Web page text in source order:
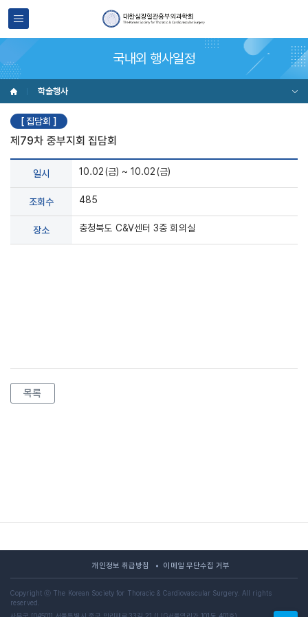
국내외 행사일정
학술행사
[ 집담회 ]
제79차 중부지회 집담회
일시 10.02(금) ~ 10.02(금)
조회수 485
장소 충청북도 C&V센터 3중 회의실
목록
개인정보 취급방침 이메일 무단수집 거부
Copyright ⓒ The Korean Society for Thoracic & Cardiovascular Surgery. All rights
reserved.